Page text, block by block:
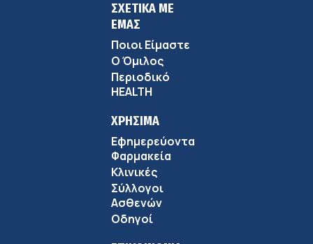
ΣΧΕΤΙΚΑ ΜΕ
ΕΜΑΣ
Ποιοι Είμαστε
Ο Όμιλος
Περιοδικό
HEALTH
ΧΡΗΣΙΜΑ
Εφημερεύοντα
Φαρμακεία
Κλινικές
Σύλλογοι
Ασθενών
Οδηγοί